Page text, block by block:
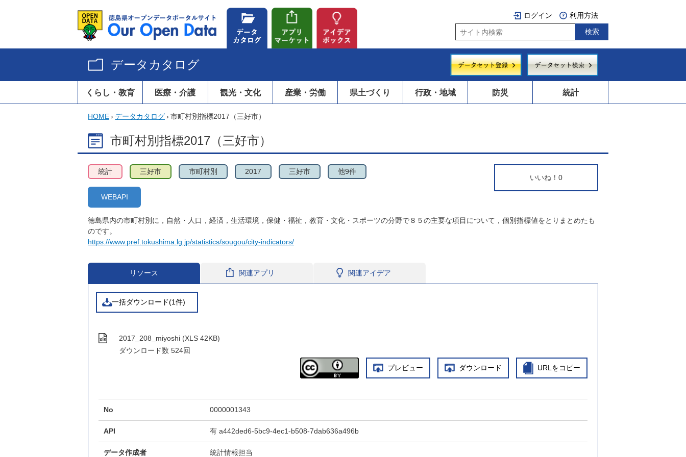
ログイン 利用方法
データカタログ
くらし・教育 医療・介護 観光・文化 産業・労働 県土づくり 行政・地域 防災 統計
HOME› データカタログ› 市町村別指標2017（三好市）
市町村別指標2017（三好市）
いいね！ 0
統計 三好市 市町村別 2017 三好市 他9件
WEBAPI
徳島県内の市町村別に，自然・人口，経済，生活環境，保健・福祉，教育・文化・スポーツの分野で８５の主要な項目について，個別指標値をとりまとめたも
のです。
https://www.pref.tokushima.lg.jp/statistics/sougou/city-indicators/
リソース 関連アプリ 関連アイデア
一括ダウンロード(1件)
2017_208_miyoshi (XLS 42KB)
ダウンロード数 524回
プレビュー ダウンロード URLをコピー
No 0000001343
API 有 a442ded6-5bc9-4ec1-b508-7dab636a496b
データ作成者 統計情報担当